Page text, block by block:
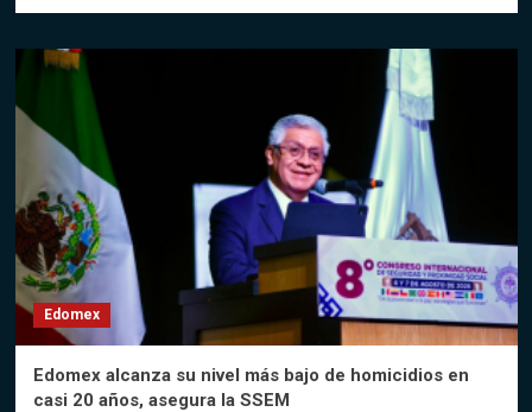
Edomex
Edomex alcanza su nivel más bajo de homicidios en
casi 20 años, asegura la SSEM